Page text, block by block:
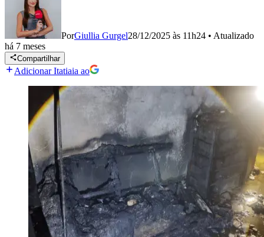
PorGiullia Gurgel28/12/2025 às 11h24 • Atualizado
há 7 meses
Compartilhar
Adicionar Itatiaia ao